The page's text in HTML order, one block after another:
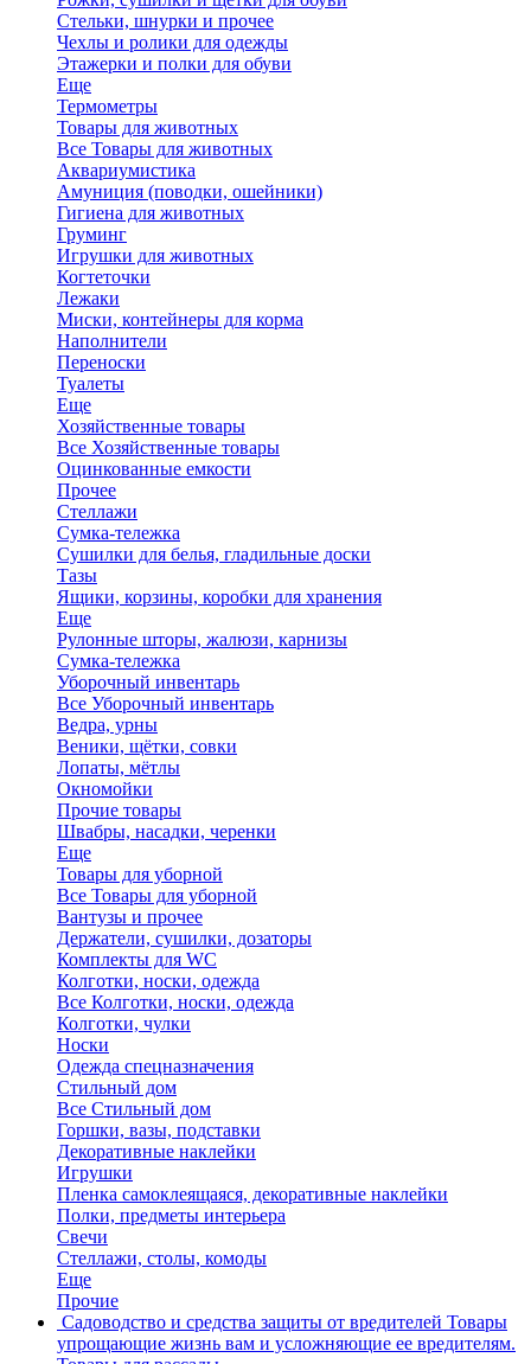
Стельки, шнурки и прочее
Чехлы и ролики для одежды
Этажерки и полки для обуви
Еще
Термометры
Товары для животных
Все Товары для животных
Аквариумистика
Амуниция (поводки, ошейники)
Гигиена для животных
Груминг
Игрушки для животных
Когтеточки
Лежаки
Миски, контейнеры для корма
Наполнители
Переноски
Туалеты
Еще
Хозяйственные товары
Все Хозяйственные товары
Оцинкованные емкости
Прочее
Стеллажи
Сумка-тележка
Сушилки для белья, гладильные доски
Тазы
Ящики, корзины, коробки для хранения
Еще
Рулонные шторы, жалюзи, карнизы
Сумка-тележка
Уборочный инвентарь
Все Уборочный инвентарь
Ведра, урны
Веники, щётки, совки
Лопаты, мётлы
Окномойки
Прочие товары
Швабры, насадки, черенки
Еще
Товары для уборной
Все Товары для уборной
Вантузы и прочее
Держатели, сушилки, дозаторы
Комплекты для WC
Колготки, носки, одежда
Все Колготки, носки, одежда
Колготки, чулки
Носки
Одежда спецназначения
Стильный дом
Все Стильный дом
Горшки, вазы, подставки
Декоративные наклейки
Игрушки
Пленка самоклеящаяся, декоративные наклейки
Полки, предметы интерьера
Свечи
Стеллажи, столы, комоды
Еще
Прочие
Садоводство и средства защиты от вредителей Товары
упрощающие жизнь вам и усложняющие ее вредителям.